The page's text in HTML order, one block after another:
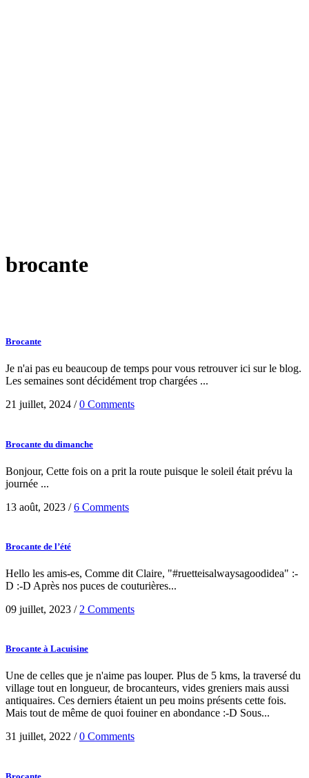
brocante
Brocante
Je n'ai pas eu beaucoup de temps pour vous retrouver ici sur le blog.
Les semaines sont décidément trop chargées ...
21 juillet, 2024 /0 Comments
Brocante du dimanche
Bonjour, Cette fois on a prit la route puisque le soleil était prévu la
journée ...
13 août, 2023 /6 Comments
Brocante de l’été
Hello les amis-es, Comme dit Claire, "#ruetteisalwaysagoodidea" :-
D :-D Après nos puces de couturières...
09 juillet, 2023 / 2 Comments
Brocante à Lacuisine
Une de celles que je n'aime pas louper. Plus de 5 kms, la traversé du
village tout en longueur, de brocanteurs, vides greniers mais aussi
antiquaires. Ces derniers étaient un peu moins présents cette fois.
Mais tout de même de quoi fouiner en abondance :-D Sous...
31 juillet, 2022 /0 Comments